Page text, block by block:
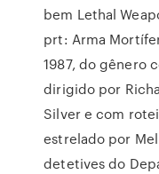
bem Lethal
prt: Arma
1987, do gênero
dirigido por
Silver e com
estrelado por
detetives do